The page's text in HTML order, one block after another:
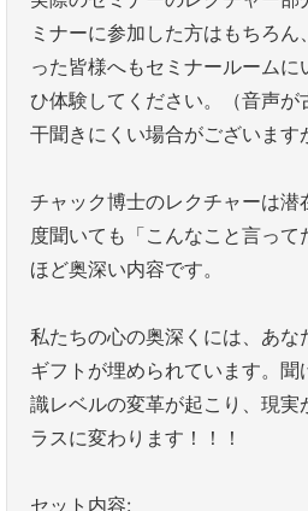
ミナーに参加した方はもちろ
った皆様へもセミナールーム
ひ体験してください。（音声
干聞きにくい場合がございます
チャック博士のレクチャーは潜
度聞いても「こんなこと言って
ほど奥深い内容です。
私たちの心の奥深くには、あな
ギフトが埋められています。
識レベルの変革が起こり、現実
ラスに変わります！！！
セット内容: